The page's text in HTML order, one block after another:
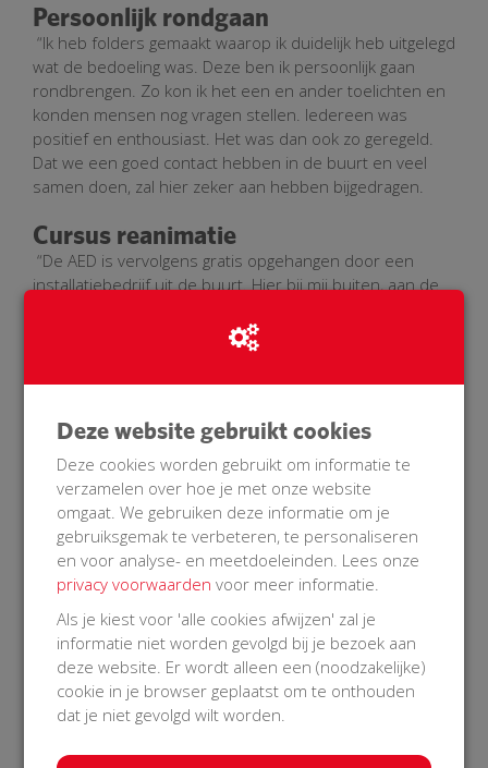
Persoonlijk rondgaan
“Ik heb folders gemaakt waarop ik duidelijk heb uitgelegd
wat de bedoeling was. Deze ben ik persoonlijk gaan
rondbrengen. Zo kon ik het een en ander toelichten en
konden mensen nog vragen stellen. Iedereen was
positief en enthousiast. Het was dan ook zo geregeld.
Dat we een goed contact hebben in de buurt en veel
samen doen, zal hier zeker aan hebben bijgedragen.
Cursus reanimatie
“De AED is vervolgens gratis opgehangen door een
installatiebedrijf uit de buurt. Hier bij mij buiten, aan de
aangeboden voor de hele straat. Deze werd gegeven
door 2 buurmannen, Wijnand en Maarten, zij zijn beiden
instructeur. Zo’n 40 personen hebben meegedaan, daar
cursus hebben meegedaan of die de code graag wilden
kunnen zij direct bij onze AED.”
Deze website gebruikt cookies
Deze cookies worden gebruikt om informatie te
verzamelen over hoe je met onze website
omgaat. We gebruiken deze informatie om je
gebruiksgemak te verbeteren, te personaliseren
en voor analyse- en meetdoeleinden. Lees onze
privacy voorwaarden voor meer informatie.
Als je kiest voor 'alle cookies afwijzen' zal je
informatie niet worden gevolgd bij je bezoek aan
deze website. Er wordt alleen een (noodzakelijke)
cookie in je browser geplaatst om te onthouden
dat je niet gevolgd wilt worden.